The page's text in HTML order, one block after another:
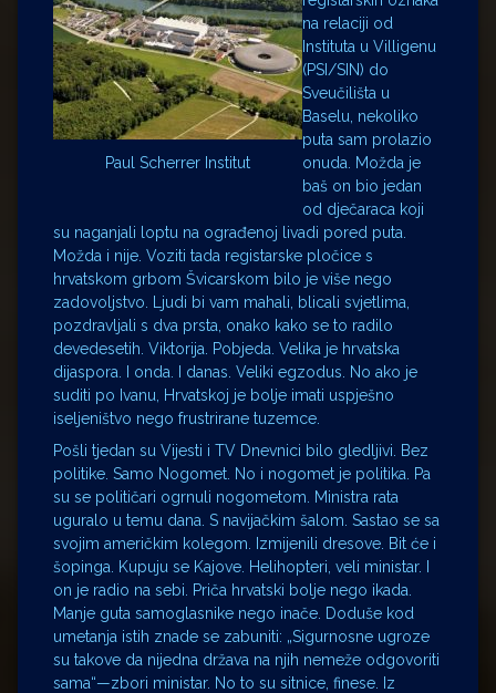
Paul Scherrer Institut
na relaciji od
Instituta u Villigenu
(PSI/SIN) do
Sveučilišta u
Baselu, nekoliko
puta sam prolazio
onuda. Možda je
baš on bio jedan
od dječaraca koji
su naganjali loptu na ograđenoj livadi pored puta.
Možda i nije. Voziti tada registarske pločice s
hrvatskom grbom Švicarskom bilo je više nego
zadovoljstvo. Ljudi bi vam mahali, blicali svjetlima,
pozdravljali s dva prsta, onako kako se to radilo
devedesetih. Viktorija. Pobjeda. Velika je hrvatska
dijaspora. I onda. I danas. Veliki egzodus. No ako je
suditi po Ivanu, Hrvatskoj je bolje imati uspješno
iseljeništvo nego frustrirane tuzemce.
Pošli tjedan su Vijesti i TV Dnevnici bilo gledljivi. Bez
politike. Samo Nogomet. No i nogomet je politika. Pa
su se političari ogrnuli nogometom. Ministra rata
uguralo u temu dana. S navijačkim šalom. Sastao se sa
svojim američkim kolegom. Izmijenili dresove. Bit će i
šopinga. Kupuju se Kajove. Helihopteri, veli ministar. I
on je radio na sebi. Priča hrvatski bolje nego ikada.
Manje guta samoglasnike nego inače. Doduše kod
umetanja istih znade se zabuniti: „Sigurnosne ugroze
su takove da nijedna država na njih nemeže odgovoriti
sama“—zbori ministar. No to su sitnice, finese. Iz